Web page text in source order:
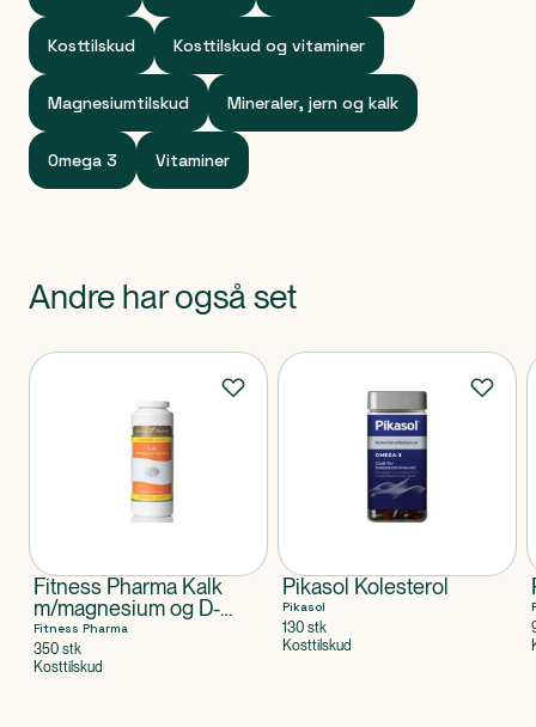
Kosttilskud Kosttilskud og vitaminer
Magnesiumtilskud Mineraler, jern og kalk
Omega 3 Vitaminer
Andre har også set
Produkter
Fitness Pharma Kalk
m/magnesium og D-
vitamin
Fitness Pharma
350 stk
Kosttilskud
Pikasol Kolesterol
Pikasol
130 stk
Kosttilskud